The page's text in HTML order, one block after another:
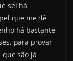
sei há
que me dê
há bastante
para provar
que são já